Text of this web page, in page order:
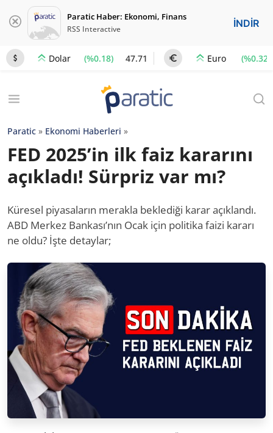
Paratic Haber: Ekonomi, Finans
RSS Interactive İNDİR
Dolar (%0.18) 47.71 Euro (%0.32)
Paratic » Ekonomi Haberleri »
FED 2025’in ilk faiz kararını
açıkladı! Sürpriz var mı?
Küresel piyasaların merakla beklediği karar açıklandı.
ABD Merkez Bankası’nın Ocak için politika faizi kararı
ne oldu? İşte detaylar;